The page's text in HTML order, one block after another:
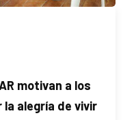
motivan a los
alegría de vivir